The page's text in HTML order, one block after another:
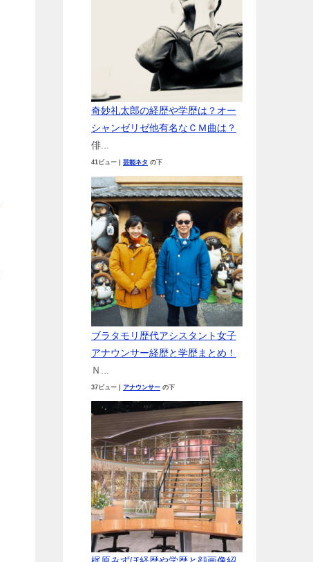
奇妙礼太郎の経歴や学歴は？オー
シャンゼリゼ他有名なＣＭ曲は？
俳...
41ビュー 芸能ネタ の下
ブラタモリ歴代アシスタント女子
アナウンサー経歴と学歴まとめ！
Ｎ...
37ビュー アナウンサー の下